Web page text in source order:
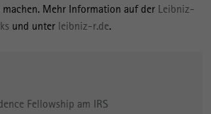
machen. Mehr Information auf der Leibniz-
und unter leibniz-r.de.
Fellowship am IRS